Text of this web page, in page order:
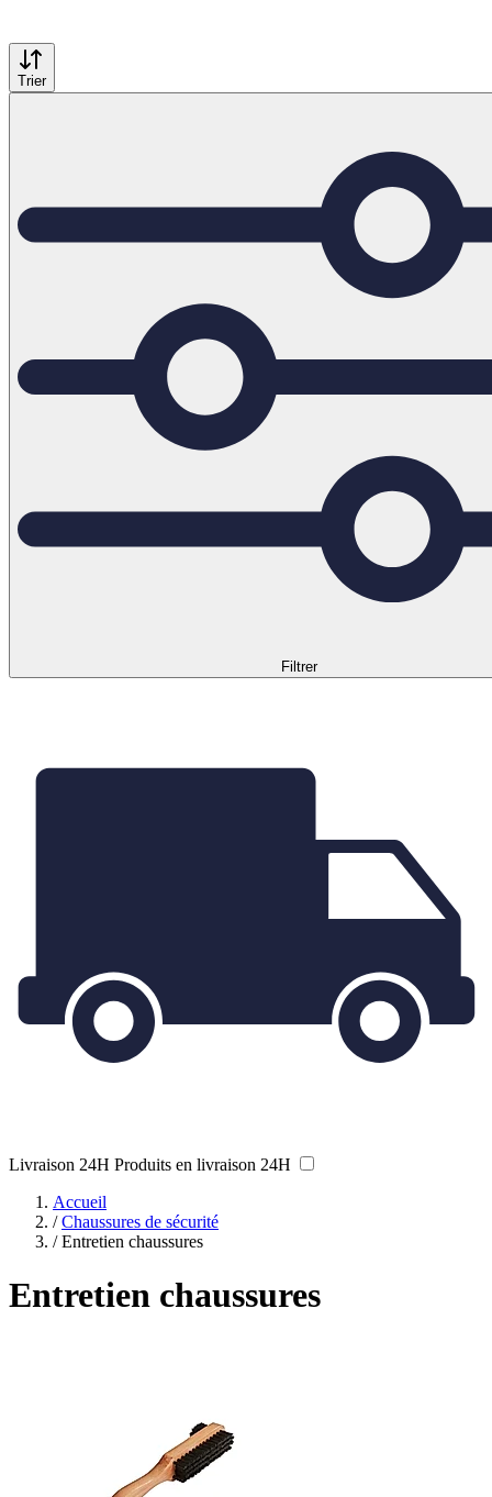
Trier
Filtrer
Livraison 24H Produits en livraison 24H
Accueil
/ Chaussures de sécurité
/ Entretien chaussures
Entretien chaussures